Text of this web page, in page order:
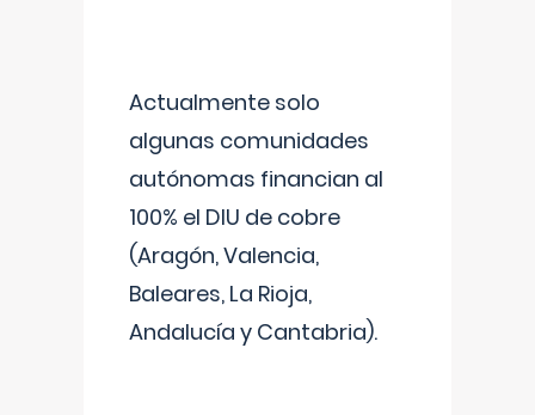
Actualmente solo
algunas comunidades
autónomas financian al
100% el DIU de cobre
(Aragón, Valencia,
Baleares, La Rioja,
Andalucía y Cantabria).